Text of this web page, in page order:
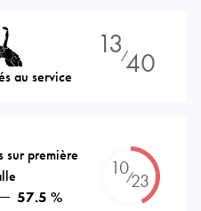
au service
13⁄40
sur première
57.5 %
10⁄23